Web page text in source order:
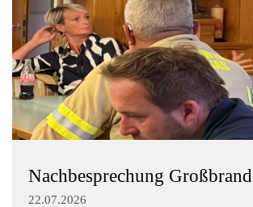
Nachbesprechung Großbrand
22.07.2026